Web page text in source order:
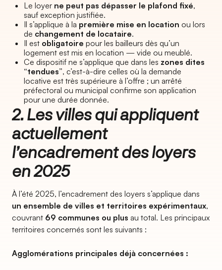
Le loyer ne peut pas dépasser le plafond fixé,
sauf exception justifiée.
Il s’applique à la première mise en location ou lors
de changement de locataire.
Il est obligatoire pour les bailleurs dès qu’un
logement est mis en location — vide ou meublé.
Ce dispositif ne s’applique que dans les zones dites
“tendues”, c’est-à-dire celles où la demande
locative est très supérieure à l’offre ; un arrêté
préfectoral ou municipal confirme son application
pour une durée donnée.
2. Les villes qui appliquent
actuellement
l’encadrement des loyers
en 2025
À l’été 2025, l’encadrement des loyers s’applique dans
un ensemble de villes et territoires expérimentaux,
couvrant 69 communes ou plus au total. Les principaux
territoires concernés sont les suivants :
Agglomérations principales déjà concernées :